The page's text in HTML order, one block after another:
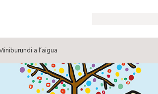
a l’aigua